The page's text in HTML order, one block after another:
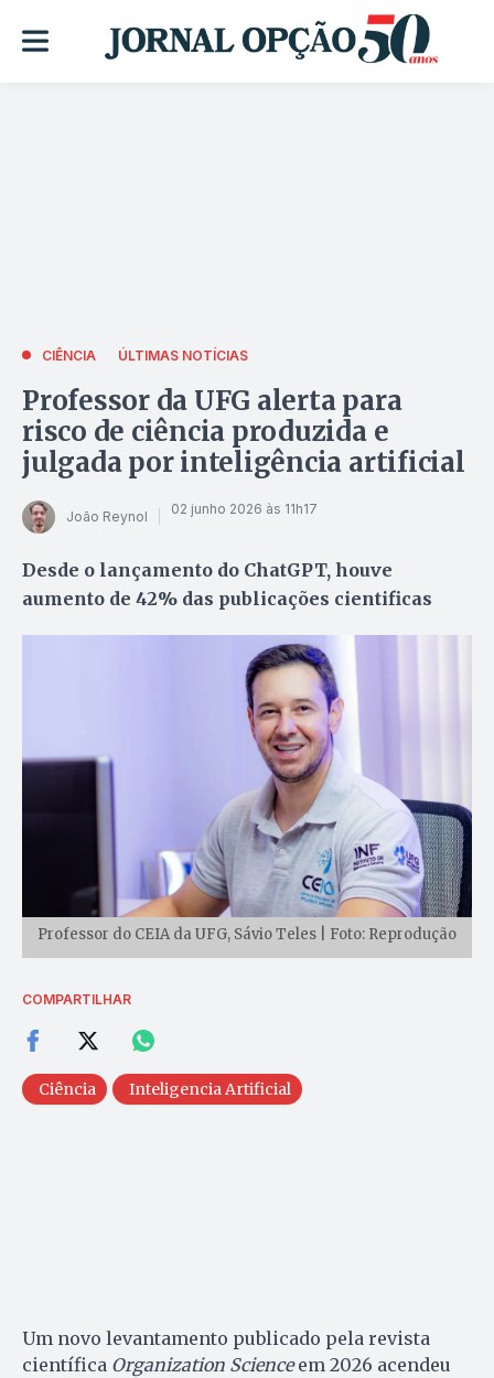
CIÊNCIA ÚLTIMAS NOTÍCIAS
Professor da UFG alerta para
risco de ciência produzida e
julgada por inteligência artificial
João Reynol 02 junho 2026 às 11h17
Desde o lançamento do ChatGPT, houve
aumento de 42% das publicações cientificas
Professor do CEIA da UFG, Sávio Teles | Foto: Reprodução
COMPARTILHAR
Ciência Inteligencia Artificial
Um novo levantamento publicado pela revista
científica Organization Scienceem 2026 acendeu